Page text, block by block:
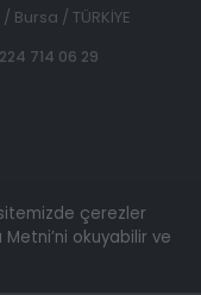
Bursa / TÜRKİYE
714 06 29
çerezler
Metni’ni okuyabilir ve